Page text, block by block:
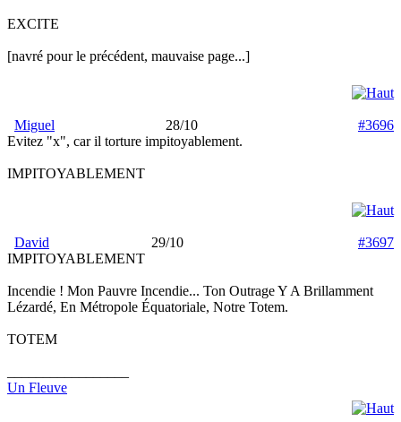
EXCITE
[navré pour le précédent, mauvaise page...]
Miguel 28/10
#3696
Evitez "x", car il torture impitoyablement.
IMPITOYABLEMENT
David 29/10
#3697
IMPITOYABLEMENT
Incendie ! Mon Pauvre Incendie... Ton Outrage Y A Brillamment
Lézardé, En Métropole Équatoriale, Notre Totem.
TOTEM
Un Fleuve